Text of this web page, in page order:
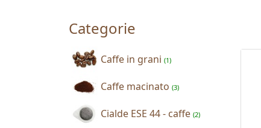
Categorie
Caffe in grani (1)
Caffe macinato (3)
Cialde ESE 44 - caffe (2)